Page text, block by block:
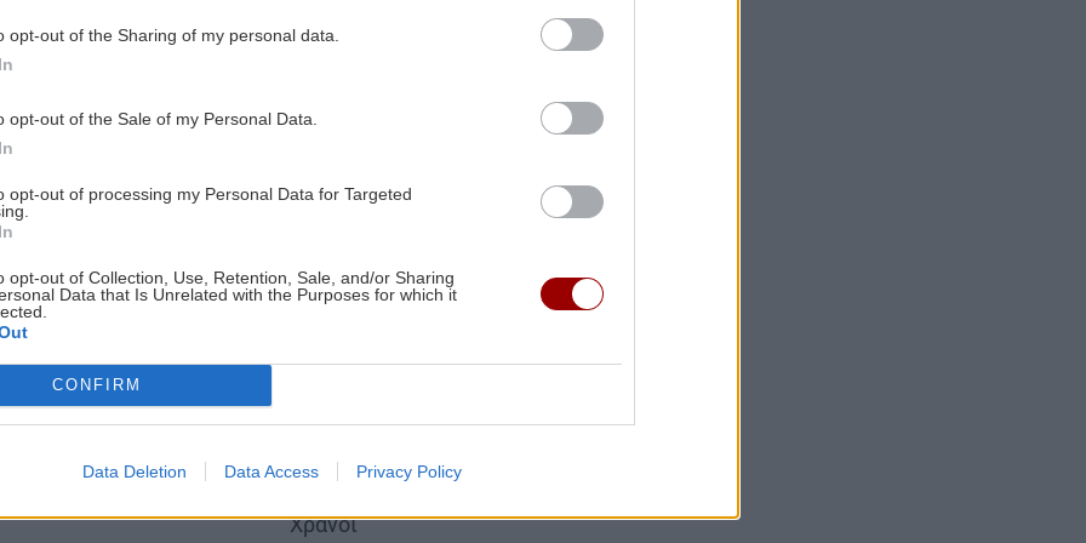
opt-out of the Sharing of my personal data.
opt-out of the Sale of my Personal Data.
opt-out of processing my Personal Data for Targeted
opt-out of Collection, Use, Retention, Sale, and/or Sharing
Data that Is Unrelated with the Purposes for which it
CONFIRM
Data Deletion Data Access Privacy Policy
εντοπισθεί το 2019 στο στενό
Κυθήρων – Νεάπολης Πελοποννήσου
Πελοπόννησο:
στη
Image
Χράνοι